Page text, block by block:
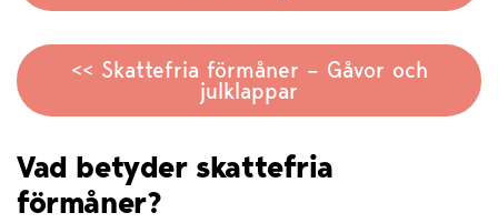
<< Skattefria förmåner – Gåvor och
julklappar
Vad betyder skattefria
förmåner?